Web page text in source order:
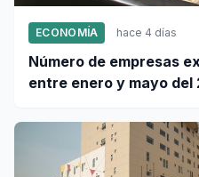
ECONOMÍA hace 4 días
Número de empresas
entre enero y mayo del